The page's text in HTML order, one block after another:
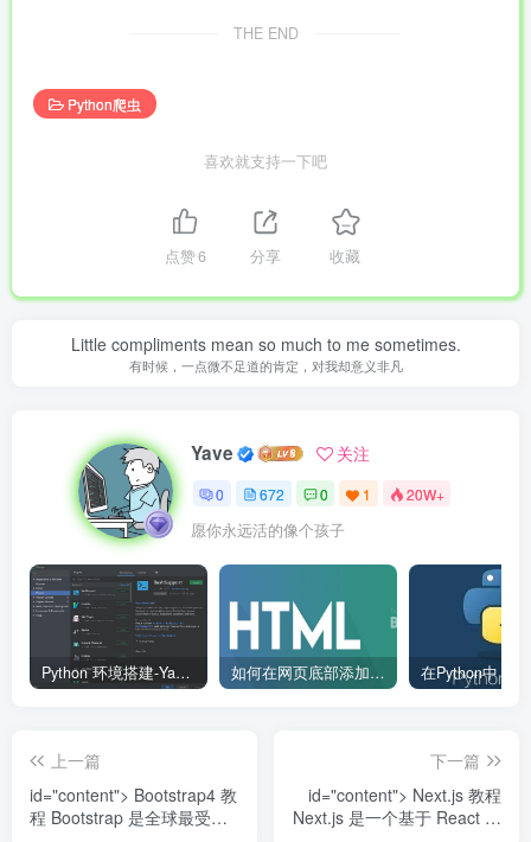
THE END
Python爬虫
喜欢就支持一下吧
点赞6 分享 收藏
Little compliments mean so much to me sometimes.
有时候，一点微不足道的肯定，对我却意义非凡
Yave 关注
0 672 0 1 20W+
愿你永远活的像个孩子
Python 环境搭建-Yave520-专业开发者社区 如何在网页底部添加版权信息？
上一篇
id="content"> Bootstrap4 教
程 Bootstrap 是全球最受欢
下一篇
id="content"> Next.js 教程
Next.js 是一个基于 React 的